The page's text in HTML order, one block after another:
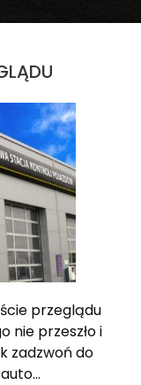
przeglądu
nie przeszło i
zadzwoń do